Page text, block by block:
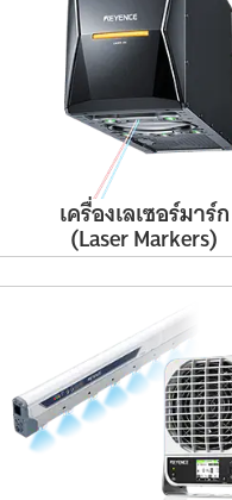
เครื่องเลเซอร์มาร์ก
(LaserMarkers)